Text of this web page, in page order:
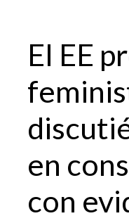
El EE
en
con